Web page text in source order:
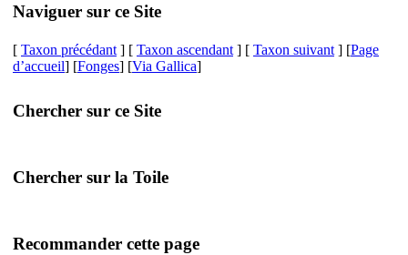
Naviguer sur ce Site
[ Taxon précédant ] [ Taxon ascendant ] [ Taxon suivant ] [Page
d’accueil] [Fonges] [Via Gallica]
Chercher sur ce Site
Chercher sur la Toile
Recommander cette page